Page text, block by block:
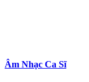
Âm Nhạc Ca Sĩ